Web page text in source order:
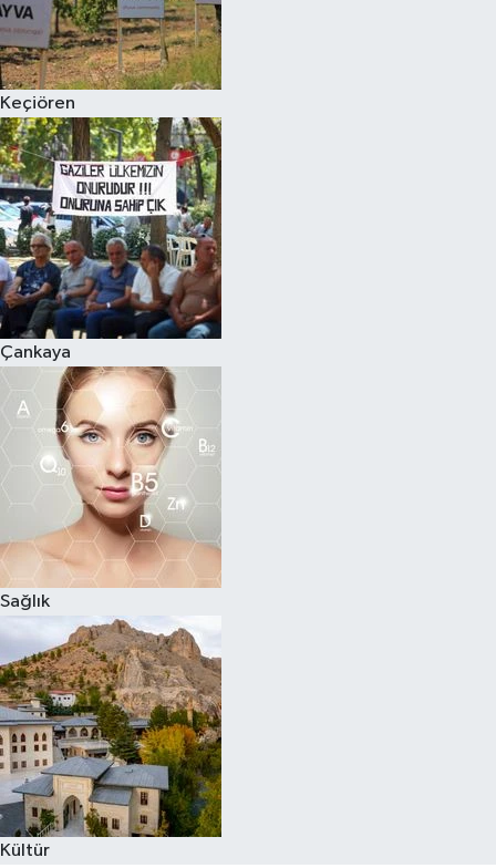
Keçiören
Çankaya
Sağlık
Kültür